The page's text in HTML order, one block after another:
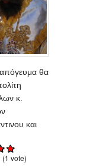
θα
κ.
και
(1 vote)